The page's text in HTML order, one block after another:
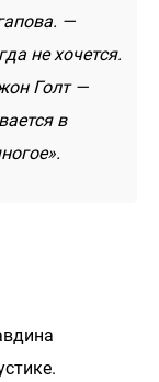
—
не хочется.
Голт —
в